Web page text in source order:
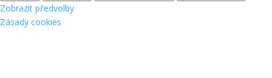
Zobrazit předvolby
Zásady cookies